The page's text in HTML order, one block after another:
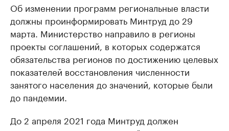
Об изменении программ региональные власти
должны проинформировать Минтруд до 29
марта. Министерство направило в регионы
проекты соглашений, в которых содержатся
обязательства регионов по достижению целевых
показателей восстановления численности
занятого населения до значений, которые были
до пандемии.
До 2 апреля 2021 года Минтруд должен